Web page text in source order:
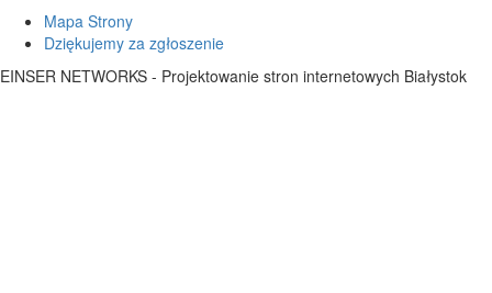
Mapa Strony
Dziękujemy za zgłoszenie
EINSER NETWORKS - Projektowanie stron internetowych Białystok